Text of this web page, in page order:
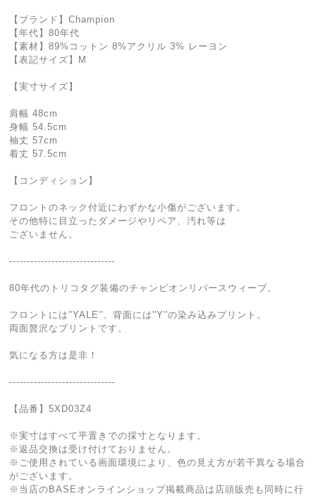
【ブランド】Champion
【年代】80年代
【素材】89%コットン 8%アクリル 3% レーヨン
【表記サイズ】M
【実寸サイズ】
肩幅 48cm
身幅 54.5cm
袖丈 57cm
着丈 57.5cm
【コンディション】
フロントのネック付近にわずかな小傷がございます。
その他特に目立ったダメージやリペア、汚れ等は
ございません。
------------------------------
80年代のトリコタグ装備のチャンピオンリバースウィーブ。
フロントには''YALE''、背面には''Y''の染み込みプリント。
両面贅沢なプリントです。
気になる方は是非！
------------------------------
【品番】5XD03Z4
※実寸はすべて平置きでの採寸となります。
※返品交換は受け付けておりません。
※ご使用されている画面環境により、色の見え方が若干異なる場合
がございます。
※当店のBASEオンラインショップ掲載商品は店頭販売も同時に行